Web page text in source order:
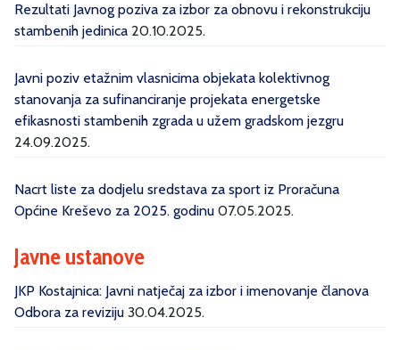
Rezultati Javnog poziva za izbor za obnovu i rekonstrukciju
stambenih jedinica 20.10.2025.
Javni poziv etažnim vlasnicima objekata kolektivnog
stanovanja za sufinanciranje projekata energetske
efikasnosti stambenih zgrada u užem gradskom jezgru
24.09.2025.
Nacrt liste za dodjelu sredstava za sport iz Proračuna
Općine Kreševo za 2025. godinu 07.05.2025.
Javne ustanove
JKP Kostajnica: Javni natječaj za izbor i imenovanje članova
Odbora za reviziju 30.04.2025.